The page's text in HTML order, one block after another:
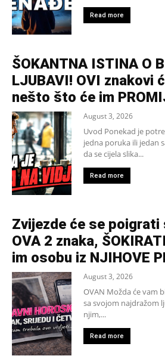
Read more
ŠOKANTNA ISTINA O
LJUBAVI! OVI znakovi
nešto što će im
August 3, 2026
Uvod Ponekad je
jedna poruka ili jedan
da se cijela slika...
Read more
Zvijezde će se poigrati
OVA 2 znaka,
im osobu iz NJIHOVE
August 3, 2026
OVAN Možda će vam
sa svojom najdražom
njim,...
Read more